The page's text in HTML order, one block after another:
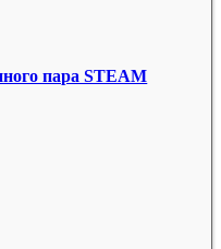
пара STEAM